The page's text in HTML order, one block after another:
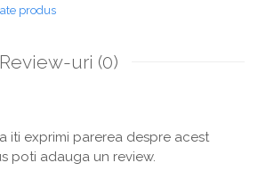
produs
Review-uri (0)
iti exprimi parerea despre acest
poti adauga un review.